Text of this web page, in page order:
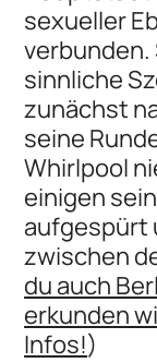
sexueller
verbunden.
sinnliche
zunächst
seine
Whirlpool
einigen
aufgespürt
zwischen
du auch
erkunden
Infos!)